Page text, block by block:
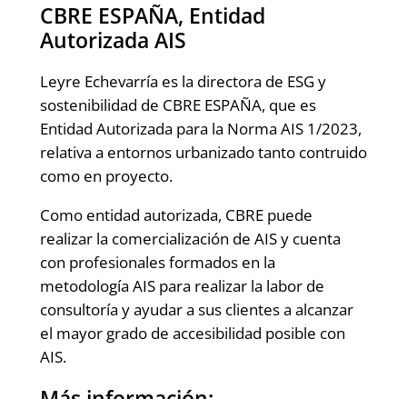
CBRE ESPAÑA, Entidad
Autorizada AIS
Leyre Echevarría es la directora de ESG y
sostenibilidad de CBRE ESPAÑA, que es
Entidad Autorizada para la Norma AIS 1/2023,
relativa a entornos urbanizado tanto contruido
como en proyecto.
Como entidad autorizada, CBRE puede
realizar la comercialización de AIS y cuenta
con profesionales formados en la
metodología AIS para realizar la labor de
consultoría y ayudar a sus clientes a alcanzar
el mayor grado de accesibilidad posible con
AIS.